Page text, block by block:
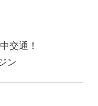
交通！
ン